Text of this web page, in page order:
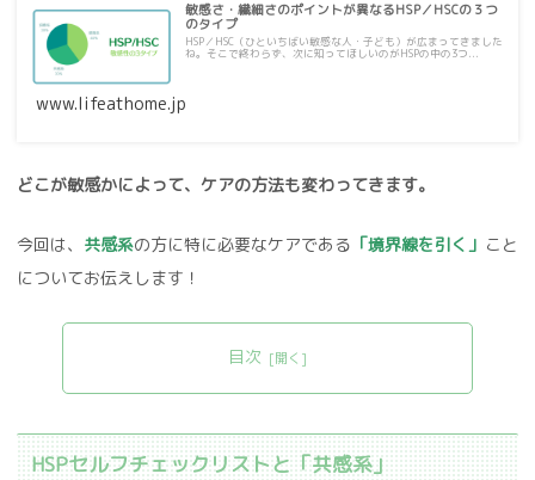
敏感さ・繊細さのポイントが異なるHSP／HSCの３つ
のタイプ
HSP／HSC（ひといちばい敏感な人・子ども）が広まってきました
ね。そこで終わらず、次に知ってほしいのがHSPの中の3つ...
www.lifeathome.jp
どこが敏感かによって、ケアの方法も変わってきます。
今回は、 共感系の方に特に必要なケアである 「境界線を引く」 こと
についてお伝えします！
目次
HSPセルフチェックリストと「共感系」